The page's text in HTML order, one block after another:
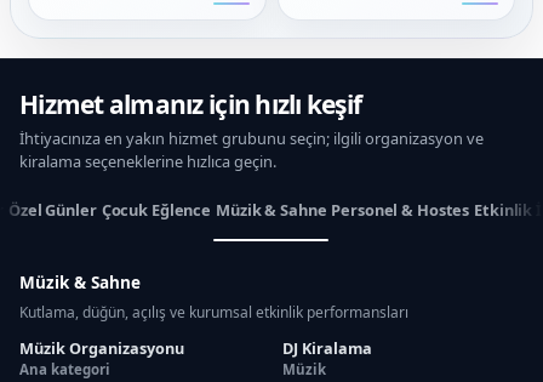
Hizmet almanız için hızlı keşif
İhtiyacınıza en yakın hizmet grubunu seçin; ilgili organizasyon ve
kiralama seçeneklerine hızlıca geçin.
Özel Günler Çocuk Eğlence Müzik & Sahne Personel & Hostes Etkinlik
Müzik & Sahne
Kutlama, düğün, açılış ve kurumsal etkinlik performansları
Müzik Organizasyonu
Ana kategori
DJ Kiralama
Müzik